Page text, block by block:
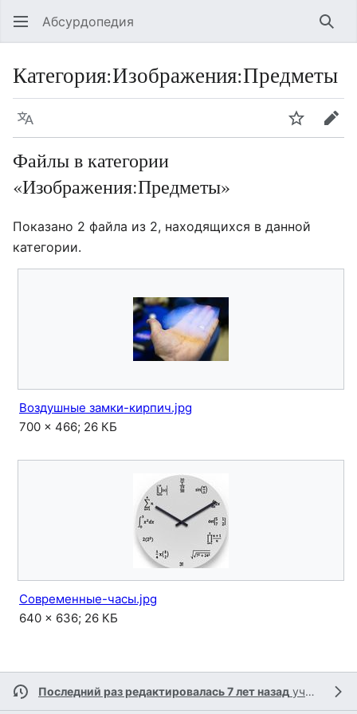
Абсурдопедия
Категория:Изображения:Предметы
Язык
Файлы в категории
«Изображения:Предметы»
Показано 2 файла из 2, находящихся в данной
категории.
Воздушные замки-кирпич.jpg
700 × 466; 26 КБ
Современные-часы.jpg
640 × 636; 26 КБ
Последний раз редактировалась 7 лет назад участником